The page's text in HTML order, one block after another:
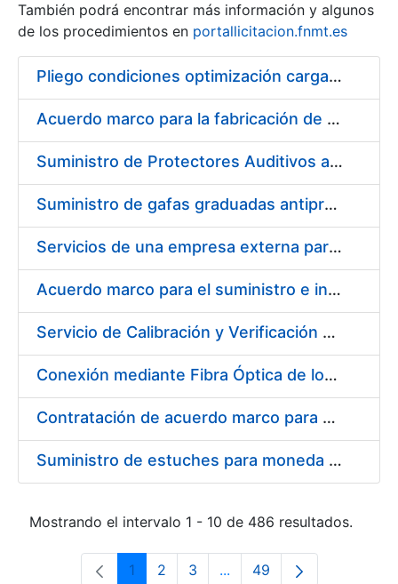
También podrá encontrar más información y algunos
de los procedimientos en portallicitacion.fnmt.es
Pliego condiciones optimización cargas compras firmado
Acuerdo marco para la fabricación de piezas
Suministro de Protectores Auditivos a medida para las personas trabajadoras de los Centros de Trabajo de Madrid y Burgos
Suministro de gafas graduadas antiproyecciones para los trabajadores de la FNMT-RCM en los centros de trabajo de Madrid y Burgos
Servicios de una empresa externa para el asesoramiento y resolución de los recursos de alzada que se presentan relacionados con procesos de selección para la FNMT-RCM
Acuerdo marco para el suministro e instalación de persianas, estores y otros complementos
Servicio de Calibración y Verificación Externa de los Equipos de Medición del Servicio de Prevención de la FNMT-RCM
Conexión mediante Fibra Óptica de los Centros de Proceso de Datos (CPDs) de las sedes de la FNMT-RCM de Burgos y Madrid
Contratación de acuerdo marco para el Suministro de Material de Electricidad para la Fábrica Nacional de Moneda y Timbre-Real Casa de la Moneda en su centro de trabajo de Burgos
Suministro de estuches para moneda de 30 €
Mostrando el intervalo 1 - 10 de 486 resultados.
Página
1 Página
2 Página
3 ...Páginas intermedias Use
Página
49